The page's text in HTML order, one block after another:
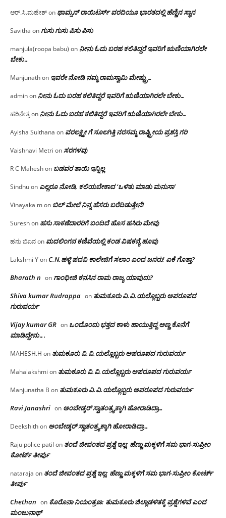
ಆರ್.ಸಿ.ಮಹೇಶ್on ಥಾಮ್ಸನ್ ರಾಯಿಟರ್ಸ್ ವರದಿಯೂ ಭಾರತದಲ್ಲಿ ಹೆಣ್ಣಿನ ಸ್ಥಾನ‌
Savitha onಗುಸು ಗುಸು ಪಿಸು ಪಿಸು
manjula(roopa babu) on ನೀನು ಓದು ಬರಹ ಕಲಿತಿದ್ದರೆ ಇವರಿಗೆ ಋಣಿಯಾಗಿರಲೇ
ಬೇಕು…
Manjunathon ಇವರೇ‌ ನೋಡಿ‌ ನಮ್ಮ‌ ರಾಮಸ್ವಾಮಿ ಮೇಷ್ಟ್ರು…
adminon ನೀನು ಓದು ಬರಹ ಕಲಿತಿದ್ದರೆ ಇವರಿಗೆ ಋಣಿಯಾಗಿರಲೇ ಬೇಕು…
ಹರಿನೇತ್ರon ನೀನು ಓದು ಬರಹ ಕಲಿತಿದ್ದರೆ ಇವರಿಗೆ ಋಣಿಯಾಗಿರಲೇ ಬೇಕು…
Ayisha Sulthana on ವರಲಕ್ಷ್ಮೀ ಗೆ ಸೂಲಗಿತ್ತಿ ನರಸಮ್ಮ‌ ರಾಷ್ಟ್ರೀಯ ಪ್ರಶಸ್ತಿ ಗರಿ
Vaishnavi Metri onಸರಗಳವು
R C Maheshon ಬಡವರ ತಾಯಿ ಇನ್ನಿಲ್ಲ
Sindhuon ಎಲ್ಲರೂ ನೋಡಿ, ಕಲಿಯಬೇಕಾದ ‘ಒಳಿತು ಮಾಡು ಮನುಸಾ’
Vinayaka mon ಬಿಲ್ ಮೇಲೆ ನಿನ್ನ ಹೆಸರು ಬರೆದಿಡುತ್ತೇನೆ!
Sureshon ಹಸು ಸಾಕಣೆದಾರರಿಗೆ ಬಂದಿದೆ ಹೊಸ ಹಸಿರು ಮೇವು
ಹನು ಬಿಎನon ಮದಲಿಂಗನ ಕಣಿವೆಯಲ್ಲಿ ಕಂಡ ವಿಷಕನ್ಯೆ ಹೂವು
Lakshmi YonC.N.ಹಳ್ಳಿ ಪದವಿ ಕಾಲೇಜಿಗೆ ಸಲಾಂ‌ ಎಂದ ಜನರು! ಏಕೆ ಗೊತ್ತಾ?
Bharath n onಗಾಂಧೀಜಿ ಕನಸಿನ ರಾಮ ರಾಜ್ಯ ಯಾವುದು?
Shiva kumar Rudrappa on ತುಮಕೂರು‌ ವಿ.ವಿ.ಯಲ್ಲೊಬ್ಬರು ಅಪರೂಪದ
ಗುರುವರ್ಯ
Vijay kumar GR on ಒಂದೊಂದು ಭತ್ತದ ಕಾಳು ಹಾಯುತ್ತಿದ್ದ ಅಣ್ಣ ಕೊನೆಗೆ
ಮಾಡಿದ್ದೇನು….
MAHESH.H on ತುಮಕೂರು‌ ವಿ.ವಿ.ಯಲ್ಲೊಬ್ಬರು ಅಪರೂಪದ ಗುರುವರ್ಯ
Mahalakshmi on ತುಮಕೂರು‌ ವಿ.ವಿ.ಯಲ್ಲೊಬ್ಬರು ಅಪರೂಪದ ಗುರುವರ್ಯ
Manjunatha B on ತುಮಕೂರು‌ ವಿ.ವಿ.ಯಲ್ಲೊಬ್ಬರು ಅಪರೂಪದ ಗುರುವರ್ಯ
Ravi Janashri on ಅಂಬೇಡ್ಕರ್ ಸ್ವಾತಂತ್ರ್ಯಕ್ಕಾಗಿ ಹೋರಾಡಿದ್ರಾ…
Deekshithon ಅಂಬೇಡ್ಕರ್ ಸ್ವಾತಂತ್ರ್ಯಕ್ಕಾಗಿ ಹೋರಾಡಿದ್ರಾ…
Raju police patil on ತಂದೆ ಜೀವಂತದ ಪ್ರಶ್ನೆ ಇಲ್ಲ: ಹೆಣ್ಣು ಮಕ್ಕಳಿಗೆ ಸಮ ಭಾಗ-ಸುಪ್ರೀಂ
ಕೋರ್ಟ್ ತೀರ್ಪು
nataraja on ತಂದೆ ಜೀವಂತದ ಪ್ರಶ್ನೆ ಇಲ್ಲ: ಹೆಣ್ಣು ಮಕ್ಕಳಿಗೆ ಸಮ ಭಾಗ-ಸುಪ್ರೀಂ ಕೋರ್ಟ್
ತೀರ್ಪು
Chethan on ಕೊರೊನಾ ನಿಯಂತ್ರಣ: ತುಮಕೂರು ಜಿಲ್ಲಾಡಳಿತಕ್ಕೆ ಪ್ರಶ್ನೆಗಳಿವೆ ಎಂದ
ಮಂಜು‌ನಾಥ್